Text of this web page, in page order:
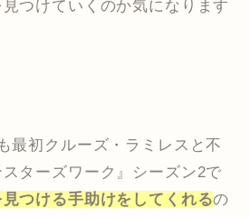
つけていくのか気になります
最初クルーズ・ラミレスと不
ターズワーク』シーズン2で
つける手助けをしてくれるの